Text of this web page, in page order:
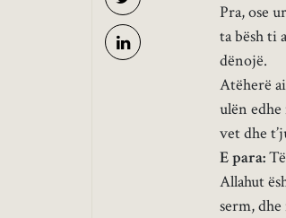
Pra, ose
ta bësh ti
dënojë.
Atëherë
ulën
vet dhe
E para:
Allahut
serm,